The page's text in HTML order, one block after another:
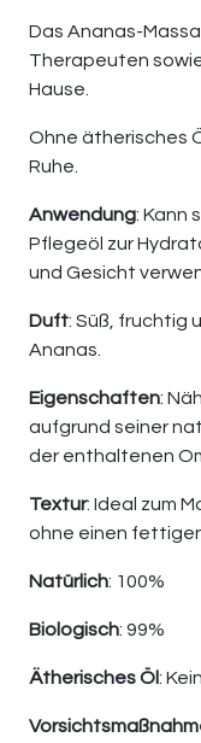
Das Ananas-
Therapeuten
Hause.
Ohne ätherisches
Ruhe.
Anwendung: Kann
Pflegeöl zur
und Gesicht
Duft: Süß, fruchtig
Ananas.
Eigenschaften:
aufgrund seiner
der enthaltenen
Textur: Ideal zum
ohne einen
Natürlich: 100%
Biologisch: 99%
Ätherisches Öl: